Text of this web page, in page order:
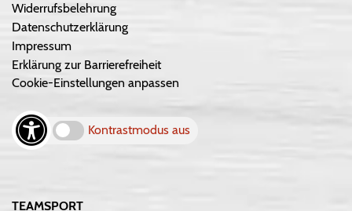
Widerrufsbelehrung
Datenschutzerklärung
Impressum
Erklärung zur Barrierefreiheit
Cookie-Einstellungen anpassen
Kontrastmodus aus
TEAMSPORT